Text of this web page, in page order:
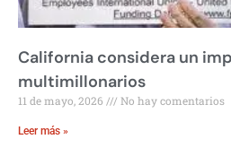
California considera un
multimillonarios
11 de mayo, 2026 No hay comentarios
Leer más »